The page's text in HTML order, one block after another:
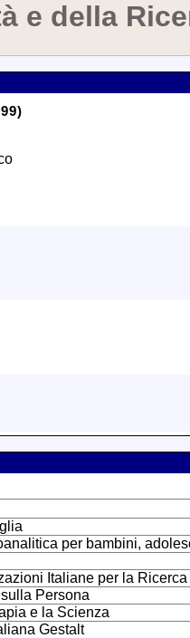
e della
per bambini,
Italiane per la
Persona
e la Scienza
Gestalt